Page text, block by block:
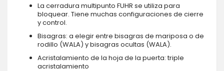
La cerradura multipunto FUHR se utiliza para
bloquear. Tiene muchas configuraciones de cierre
y control.
Bisagras: a elegir entre bisagras de mariposa o de
rodillo (WALA) y bisagras ocultas (WALA).
Acristalamiento de la hoja de la puerta: triple
acristalamiento